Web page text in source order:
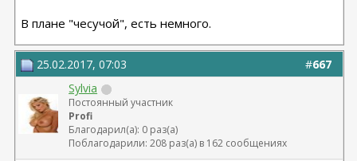
В плане "чесучой", есть немного.
#667
25.02.2017, 07:03
Sylvia
Постоянный участник
Profi
Благодарил(а): 0 раз(а)
Поблагодарили: 208 раз(а) в 162 сообщениях